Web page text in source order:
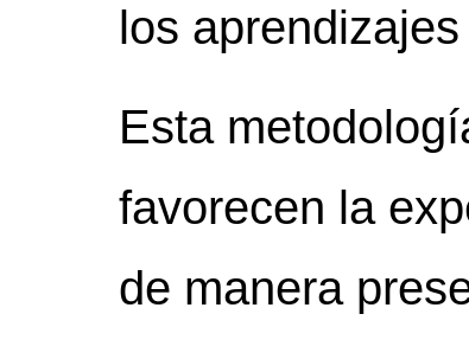
los
Esta
favorecen la
de manera